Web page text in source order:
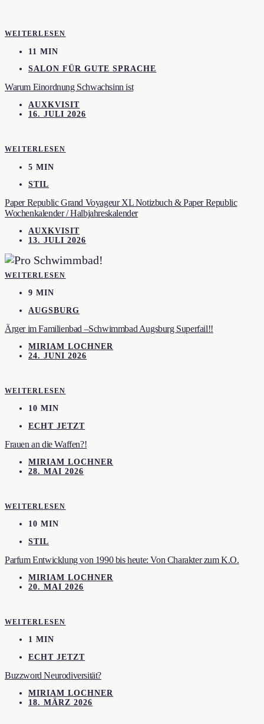
WEITERLESEN
11 MIN
SALON FÜR GUTE SPRACHE
Warum Einordnung Schwachsinn ist
AUXKVISIT
16. JULI 2026
WEITERLESEN
5 MIN
STIL
Paper Republic Grand Voyageur XL Notizbuch & Paper Republic
Wochenkalender / Halbjahreskalender
AUXKVISIT
13. JULI 2026
WEITERLESEN
9 MIN
AUGSBURG
Ärger im Familienbad –Schwimmbad Augsburg Superfail!!
MIRIAM LOCHNER
24. JUNI 2026
WEITERLESEN
10 MIN
ECHT JETZT
Frauen an die Waffen?!
MIRIAM LOCHNER
28. MAI 2026
WEITERLESEN
10 MIN
STIL
Parfum Entwicklung von 1990 bis heute: Von Charakter zum K.O.
MIRIAM LOCHNER
20. MAI 2026
WEITERLESEN
1 MIN
ECHT JETZT
Buzzword Neurodiversität?
MIRIAM LOCHNER
18. MÄRZ 2026